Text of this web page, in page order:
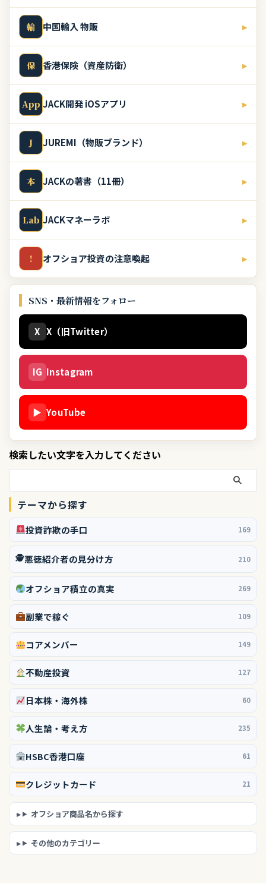
輸 中国輸入 物販 ▸
保 香港保険（資産防衛） ▸
App JACK開発 iOSアプリ ▸
J JUREMI（物販ブランド） ▸
本 JACKの著書（11冊） ▸
Lab JACKマネーラボ ▸
! オフショア投資の注意喚起 ▸
SNS・最新情報をフォロー
X X（旧Twitter）
IG Instagram
▶ YouTube
検索したい文字を入力してください
テーマから探す
投資詐欺の手口 169
🕵️悪徳紹介者の見分け方 210
オフショア積立の真実 269
副業で稼ぐ 109
コアメンバー 149
不動産投資 127
日本株・海外株 60
人生論・考え方 235
HSBC香港口座 61
クレジットカード 21
オフショア商品名から探す
その他のカテゴリー